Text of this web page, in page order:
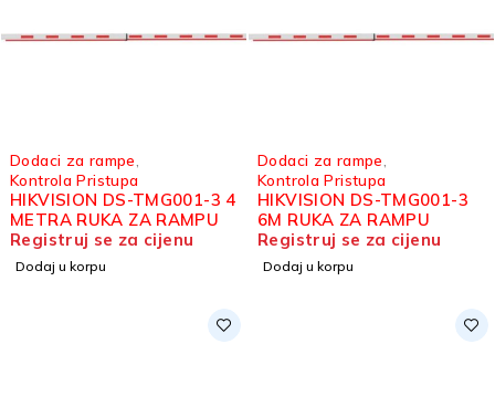
Dodaci za rampe
Kontrola Pristupa
HIKVISION DS-TMG001-3 4
METRA RUKA ZA RAMPU
Registruj se za cijenu
Dodaj u korpu
Dodaci za rampe
Kontrola Pristupa
HIKVISION DS-TMG001-3
6M RUKA ZA RAMPU
Registruj se za cijenu
Dodaj u korpu